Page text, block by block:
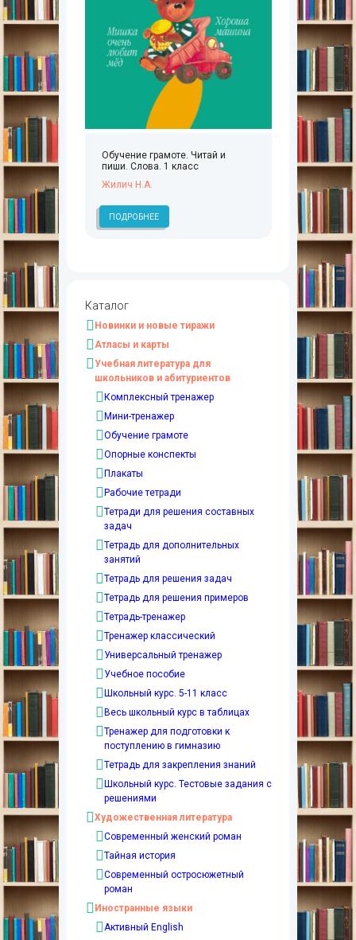
Обучение грамоте. Читай и
пиши. Слова. 1 класс
Жилич Н.А.
ПОДРОБНЕЕ
Каталог
Новинки и новые тиражи
Атласы и карты
Учебная литература для
школьников и абитуриентов
Комплексный тренажер
Мини-тренажер
Обучение грамоте
Опорные конспекты
Плакаты
Рабочие тетради
Тетради для решения составных
задач
Тетрадь для дополнительных
занятий
Тетрадь для решения задач
Тетрадь для решения примеров
Тетрадь-тренажер
Тренажер классический
Универсальный тренажер
Учебное пособие
Школьный курс. 5-11 класс
Весь школьный курс в таблицах
Тренажер для подготовки к
поступлению в гимназию
Тетрадь для закрепления знаний
Школьный курс. Тестовые задания с
решениями
Художественная литература
Современный женский роман
Тайная история
Современный остросюжетный
роман
Иностранные языки
Активный English